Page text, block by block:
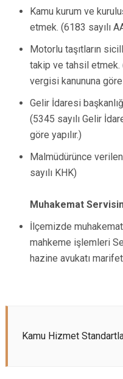
Kamu kurum ve
etmek. (6183 sayılı
Motorlu taşıtların
takip ve tahsil etmek.
vergisi kanununa göre
Gelir İdaresi
(5345 sayılı Gelir
göre yapılır.)
Malmüdürünce
sayılı KHK)
Muhakemat
İlçemizde
mahkeme işlemleri
hazine avukatı
Kamu Hizmet